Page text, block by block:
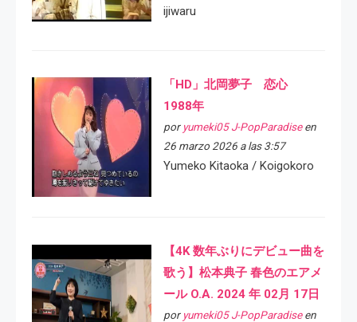
ijiwaru
「HD」北岡夢子 恋心
1988年
por yumeki05 J-PopParadiseen
26 marzo 2026 a las 3:57
Yumeko Kitaoka / Koigokoro
【4K 数年ぶりにデビュー曲を
歌う】松本典子 春色のエアメ
ール O.A. 2024 年 02月 17日
por yumeki05 J-PopParadiseen